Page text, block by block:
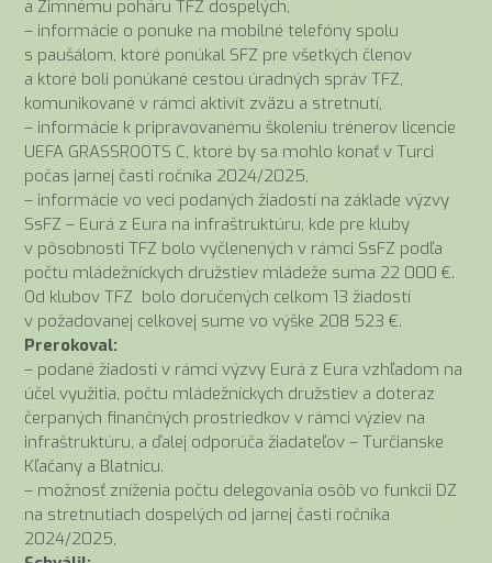
a Zimnému poháru TFZ dospelých,
– informácie o ponuke na mobilné telefóny spolu
s paušálom, ktoré ponúkal SFZ pre všetkých členov
a ktoré boli ponúkané cestou úradných správ TFZ,
komunikované v rámci aktivít zväzu a stretnutí,
– informácie k pripravovanému školeniu trénerov licencie
UEFA GRASSROOTS C, ktoré by sa mohlo konať v Turci
počas jarnej časti ročníka 2024/2025,
– informácie vo veci podaných žiadostí na základe výzvy
SsFZ – Eurá z Eura na infraštruktúru, kde pre kluby
v pôsobnosti TFZ bolo vyčlenených v rámci SsFZ podľa
počtu mládežníckych družstiev mládeže suma 22 000 €.
Od klubov TFZ bolo doručených celkom 13 žiadostí
v požadovanej celkovej sume vo výške 208 523 €.
Prerokoval:
– podané žiadosti v rámci výzvy Eurá z Eura vzhľadom na
účel využitia, počtu mládežníckych družstiev a doteraz
čerpaných finančných prostriedkov v rámci výziev na
infraštruktúru, a ďalej odporúča žiadateľov – Turčianske
Kľačany a Blatnicu.
– možnosť zníženia počtu delegovania osôb vo funkcii DZ
na stretnutiach dospelých od jarnej časti ročníka
2024/2025,